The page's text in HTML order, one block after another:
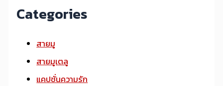
Categories
สายมู
สายมูเตลู
แคปชั่นความรัก